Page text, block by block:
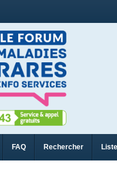
FAQ Rechercher